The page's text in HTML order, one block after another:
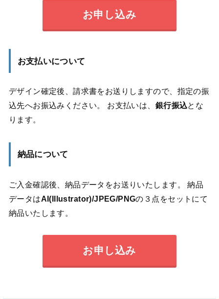
お申し込み
お支払いについて
デザイン確定後、請求書をお送りしますので、指定の振
込先へお振込みください。 お支払いは、 銀行振込とな
ります。
納品について
ご入金確認後、納品データをお送りいたします。 納品
データはAI(Illustrator)/JPEG/PNGの３点をセットにて
納品いたします。
お申し込み